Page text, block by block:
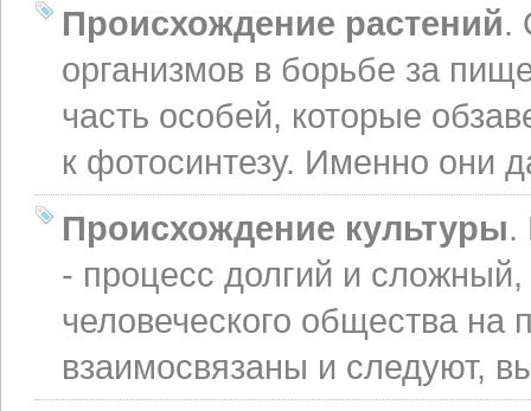
Происхождение растений.
организмов в борьбе за
часть особей, которые
к фотосинтезу. Именно они
Происхождение культуры.
- процесс долгий и
человеческого общества на
взаимосвязаны и следуют,